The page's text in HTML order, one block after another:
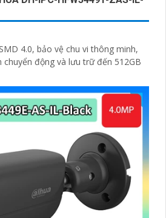
4.0, bảo vệ chu vi thông minh,
chuyển động và lưu trữ đến 512GB